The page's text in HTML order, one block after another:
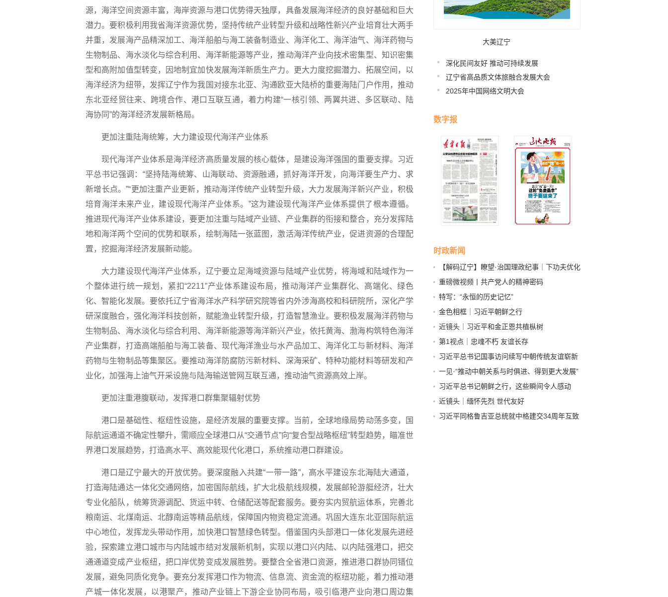
源，海洋空间资源丰富，海岸资源与港口优势得天独厚，具备发展海洋经济的良好基础和巨大
潜力。要积极利用我省海洋资源优势，坚持传统产业转型升级和战略性新兴产业培育壮大两手
并重，发展海产品精深加工、海洋船舶与海工装备制造业、海洋化工、海洋油气、海洋药物与
生物制品、海水淡化与综合利用、海洋新能源等产业，推动海洋产业向技术密集型、知识密集
型和高附加值型转变，因地制宜加快发展海洋新质生产力。更大力度挖掘潜力、拓展空间，以
海洋经济为纽带，发挥辽宁作为我国对接东北亚、沟通欧亚大陆桥的重要海陆门户作用，推动
东北亚经贸往来、跨境合作、港口互联互通，着力构建“一核引领、两翼共进、多区联动、陆
海协同”的海洋经济发展新格局。
更加注重陆海统筹，大力建设现代海洋产业体系
现代海洋产业体系是海洋经济高质量发展的核心载体，是建设海洋强国的重要支撑。习近
平总书记强调：“坚持陆海统筹、山海联动、资源融通，抓好海洋开发，向海洋要生产力、求
新增长点。”“更加注重产业更新，推动海洋传统产业转型升级，大力发展海洋新兴产业，积极
培育海洋未来产业，建设现代海洋产业体系。”这为建设现代海洋产业体系提供了根本遵循。
推进现代海洋产业体系建设，要更加注重与陆域产业链、产业集群的衔接和整合，充分发挥陆
地和海洋两个空间的优势和联系，绘制海陆一张蓝图，激活海洋传统产业，促进资源的合理配
置，挖掘海洋经济发展新动能。
大力建设现代海洋产业体系，辽宁要立足海域资源与陆域产业优势，将海域和陆域作为一
个整体进行统一规划，紧扣“2211”产业体系建设布局，推动海洋产业集群化、高端化、绿色
化、智能化发展。要依托辽宁省海洋水产科学研究院等省内外涉海高校和科研院所，深化产学
研深度融合，强化海洋科技创新，赋能渔业转型升级，打造智慧渔业。要积极发展海洋药物与
生物制品、海水淡化与综合利用、海洋新能源等海洋新兴产业，依托黄海、渤海构筑特色海洋
产业集群，打造高端船舶与海工装备、现代海洋渔业与水产品加工、海洋化工与新材料、海洋
药物与生物制品等集聚区。要推动海洋防腐防污新材料、深海采矿、特种功能材料等研发和产
业化，加强海上油气开采设施与陆海输送管网互联互通，推动油气资源高效上岸。
更加注重港腹联动，发挥港口群集聚辐射优势
港口是基础性、枢纽性设施，是经济发展的重要支撑。当前，全球地缘局势动荡多变，国
际航运通道不确定性攀升，需顺应全球港口从“交通节点”向“复合型战略枢纽”转型趋势，瞄准世
界港口发展趋势，打造高水平、高效能现代化港口，系统推动港口群建设。
港口是辽宁最大的开放优势。要深度融入共建“一带一路”，高水平建设东北海陆大通道，
打造海陆通达一体化交通网络，加密国际航线，扩大北极航线规模，发展邮轮游艇经济，壮大
专业化船队，统筹货源调配、货运中转、仓储配送等配套服务。要夯实内贸航运体系，完善北
粮南运、北煤南运、北醇南运等精品航线，保障国内物资稳定流通。巩固大连东北亚国际航运
中心地位，发挥龙头带动作用，加快港口智慧绿色转型。借鉴国内头部港口一体化发展先进经
验，探索建立港口城市与内陆城市结对发展新机制，实现以港口兴内陆、以内陆强港口，把交
通通道变成产业枢纽，把口岸优势变成发展胜势。要整合全省港口资源，推进港口群协同错位
发展，避免同质化竞争。要充分发挥港口作为物流、信息流、资金流的枢纽功能，着力推动港
产城一体化发展，以港聚产，推动产业链上下游企业协同布局，吸引临港产业向港口周边集
大美辽宁
深化民间友好 推动可持续发展
辽宁省高品质文体旅融合发展大会
2025年中国网络文明大会
数字报
时政新闻
【解码辽宁】瞭望·治国理政纪事｜下功夫优化
营商环境
重磅微视频丨共产党人的精神密码
特写：“永恒的历史记忆”
金色相框｜习近平朝鲜之行
近镜头｜习近平和金正恩共植枞树
第1视点｜忠魂不朽 友谊长存
习近平总书记国事访问续写中朝传统友谊崭新
篇章
一见·“推动中朝关系与时俱进、得到更大发展”
习近平总书记朝鲜之行，这些瞬间令人感动
近镜头｜缅怀先烈 世代友好
习近平同格鲁吉亚总统就中格建交34周年互致